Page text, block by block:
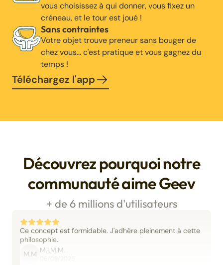
vous choisissez à qui donner, vous fixez un
créneau, et le tour est joué !
Sans contraintes
Votre objet trouve preneur sans bouger de
chez vous… c'est pratique et vous gagnez du
temps !
Téléchargez l'app
Découvrez pourquoi notre
communauté aime Geev
+ de 6 millions d'utilisateurs
Ce concept est formidable. J'adhère pleinement à cette
philosophie.
M.M M.I.M.M.